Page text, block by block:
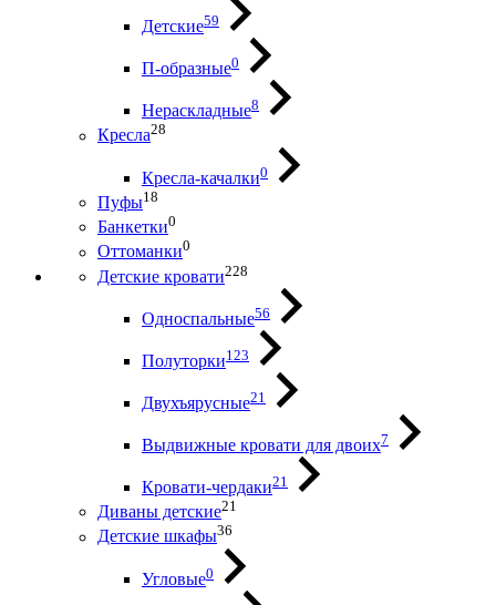
Детские59
П-образные0
Нераскладные8
Кресла28
Кресла-качалки0
Пуфы18
Банкетки0
Оттоманки0
Детские кровати228
Односпальные56
Полуторки123
Двухъярусные21
Выдвижные кровати для двоих7
Кровати-чердаки21
Диваны детские21
Детские шкафы36
Угловые0